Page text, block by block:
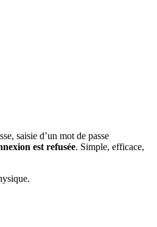
saisie d’un mot de passe
est refusée. Simple, efficace,